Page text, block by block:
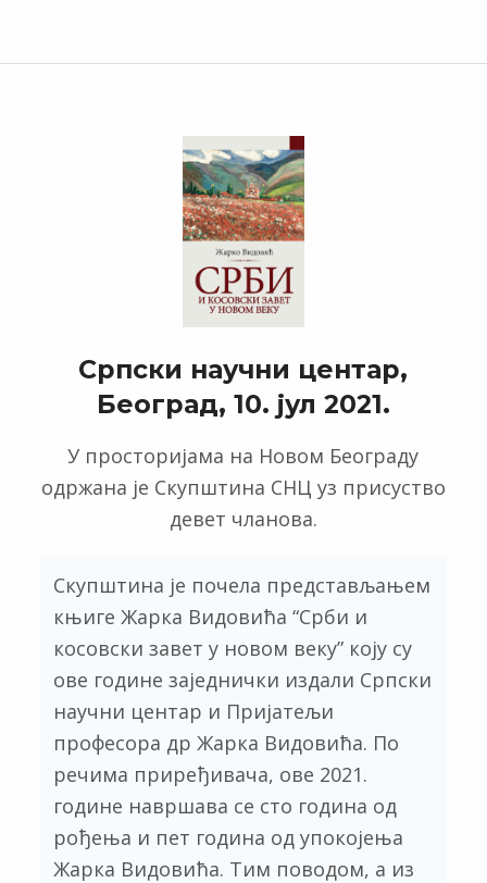
Српски научни центар,
Београд, 10. јул 2021.
У просторијама на Новом Београду
одржана је Скупштина СНЦ уз присуство
девет чланова.
Скупштина је почела представљањем
књиге Жарка Видовића “Срби и
косовски завет у новом веку” коју су
ове године заједнички издали Српски
научни центар и Пријатељи
професора др Жарка Видовића. По
речима приређивача, ове 2021.
године навршава се сто година од
рођења и пет година од упокојења
Жарка Видовића. Тим поводом, а из